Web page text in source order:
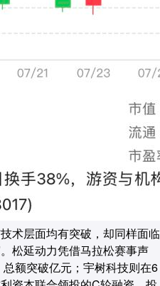
术层面均有突破，却同样面临
松延动力凭借马拉松赛事声
额突破亿元；宇树科技则在6